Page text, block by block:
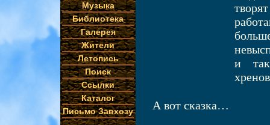
Музыка
Библиотека
Галерея
Жители
Летопись
Поиск
Ссылки
Каталог
Письмо Завхозу
и
А вот сказка…